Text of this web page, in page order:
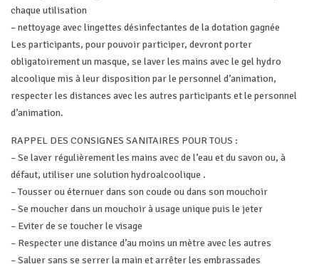
chaque utilisation
– nettoyage avec lingettes désinfectantes de la dotation gagnée
Les participants, pour pouvoir participer, devront porter
obligatoirement un masque, se laver les mains avec le gel hydro
alcoolique mis à leur disposition par le personnel d’animation,
respecter les distances avec les autres participants et le personnel
d’animation.
RAPPEL DES CONSIGNES SANITAIRES POUR TOUS :
– Se laver régulièrement les mains avec de l’eau et du savon ou, à
défaut, utiliser une solution hydroalcoolique .
– Tousser ou éternuer dans son coude ou dans son mouchoir
– Se moucher dans un mouchoir à usage unique puis le jeter
– Eviter de se toucher le visage
– Respecter une distance d’au moins un mètre avec les autres
– Saluer sans se serrer la main et arrêter les embrassades